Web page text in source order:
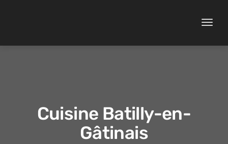
Toggle
Cuisine Batilly-en-
Gâtinais